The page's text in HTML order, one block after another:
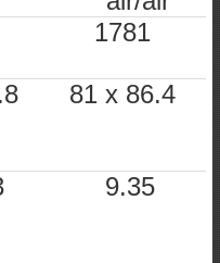
1781
81 x 86.4
9.35